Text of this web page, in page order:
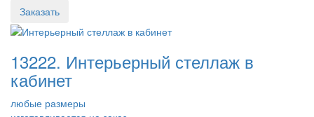
Заказать
13222. Интерьерный стеллаж в
кабинет
любые размеры